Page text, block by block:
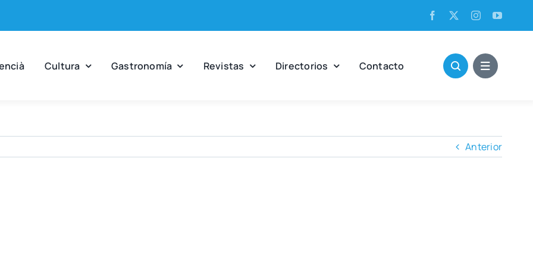
Cul­tu­ra Gas­tro­no­mía Revis­tas Direc­to­rios Con­tac­to
Anterior